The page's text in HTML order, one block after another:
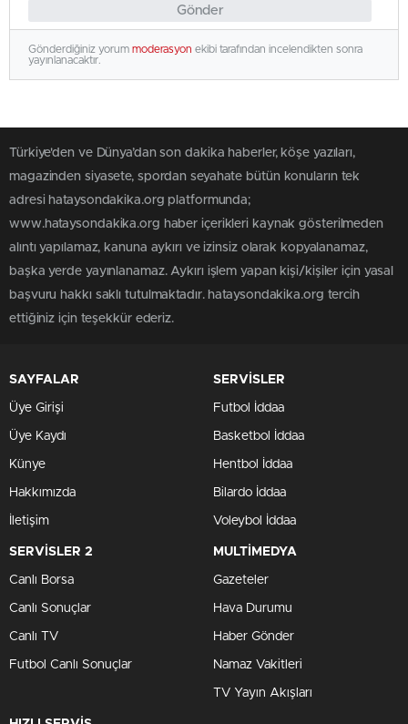
Gönder
Gönderdiğiniz yorum moderasyon ekibi tarafından incelendikten sonra
yayınlanacaktır.
Türkiye'den ve Dünya’dan son dakika haberler, köşe yazıları,
magazinden siyasete, spordan seyahate bütün konuların tek
adresi hataysondakika.org platformunda;
www.hataysondakika.org haber içerikleri kaynak gösterilmeden
alıntı yapılamaz, kanuna aykırı ve izinsiz olarak kopyalanamaz,
başka yerde yayınlanamaz. Aykırı işlem yapan kişi/kişiler için yasal
başvuru hakkı saklı tutulmaktadır. hataysondakika.org tercih
ettiğiniz için teşekkür ederiz.
SAYFALAR
Üye Girişi
Üye Kaydı
Künye
Hakkımızda
İletişim
SERVİSLER
Futbol İddaa
Basketbol İddaa
Hentbol İddaa
Bilardo İddaa
Voleybol İddaa
SERVİSLER 2
Canlı Borsa
Canlı Sonuçlar
Canlı TV
Futbol Canlı Sonuçlar
MULTİMEDYA
Gazeteler
Hava Durumu
Haber Gönder
Namaz Vakitleri
TV Yayın Akışları